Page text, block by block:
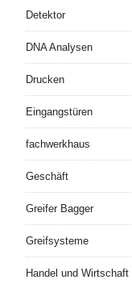
Detektor
DNA Analysen
Drucken
Eingangstüren
fachwerkhaus
Geschäft
Greifer Bagger
Greifsysteme
Handel und Wirtschaft